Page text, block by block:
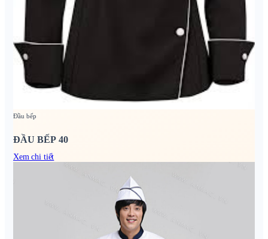
Đầu bếp
ĐẦU BẾP 40
Xem chi tiết